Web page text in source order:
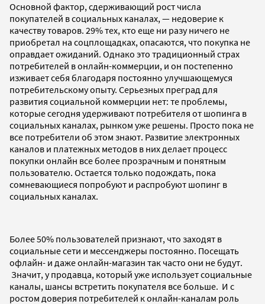
Основной фактор, сдерживающий рост числа
покупателей в социальных каналах, — недоверие к
качеству товаров. 29% тех, кто еще ни разу ничего не
приобретал на соцплощадках, опасаются, что покупка не
оправдает ожиданий. Однако это традиционный страх
потребителей в онлайн-коммерции, и он постепенно
изживает себя благодаря постоянно улучшающемуся
потребительскому опыту. Серьезных преград для
развития социальной коммерции нет: те проблемы,
которые сегодня удерживают потребителя от шопинга в
социальных каналах, рынком уже решены. Просто пока не
все потребители об этом знают. Развитие электронных
каналов и платежных методов в них делает процесс
покупки онлайн все более прозрачным и понятным
пользователю. Остается только подождать, пока
сомневающиеся попробуют и распробуют шопинг в
социальных каналах.
Более 50% пользователей признают, что заходят в
социальные сети и мессенджеры постоянно. Посещать
офлайн- и даже онлайн-магазин так часто они не будут.
Значит, у продавца, который уже использует социальные
каналы, шансы встретить покупателя все больше. И с
ростом доверия потребителей к онлайн-каналам роль